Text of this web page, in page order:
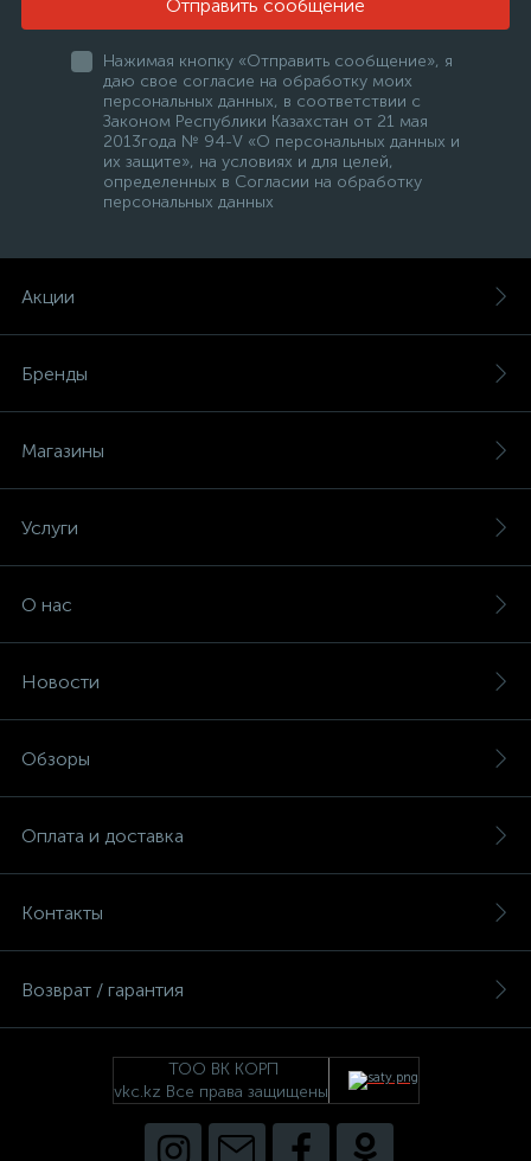
Отправить сообщение
Нажимая кнопку «Отправить сообщение», я
даю свое согласие на обработку моих
персональных данных, в соответствии с
Законом Республики Казахстан от 21 мая
2013года № 94-V «О персональных данных и
их защите», на условиях и для целей,
определенных в Согласии на обработку
персональных данных
Акции
Бренды
Магазины
Услуги
О нас
Новости
Обзоры
Оплата и доставка
Контакты
Возврат / гарантия
ТОО ВК КОРП
vkc.kz Все права защищены